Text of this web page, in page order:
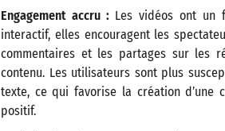
Engagement accru : Les vidéos ont un
interactif, elles encouragent les
commentaires et les partages sur les
contenu. Les utilisateurs sont plus
texte, ce qui favorise la création d’une
positif.